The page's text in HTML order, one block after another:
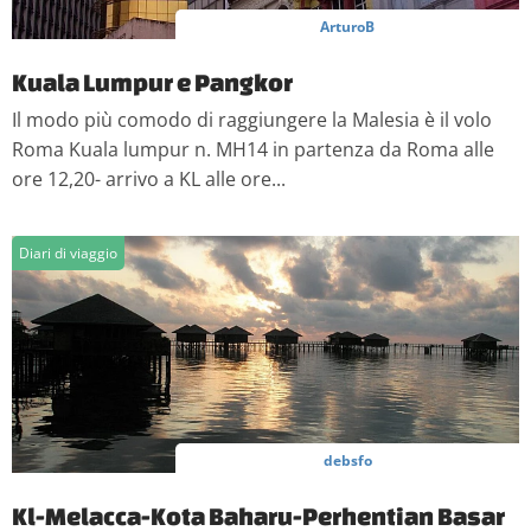
informazioni sul modo in cui utilizzi il nostro sito con i
pubblicità e social media, i quali potrebbero combinarle
con altre informazioni che hai fornito loro o che hanno
raccolto dal tuo utilizzo dei loro servizi.
ArturoB
Kuala Lumpur e Pangkor
Il modo più comodo di raggiungere la Malesia è il volo
Roma Kuala lumpur n. MH14 in partenza da Roma alle
ore 12,20- arrivo a KL alle ore...
Diari di viaggio
debsfo
Kl-Melacca-Kota Baharu-Perhentian Basar